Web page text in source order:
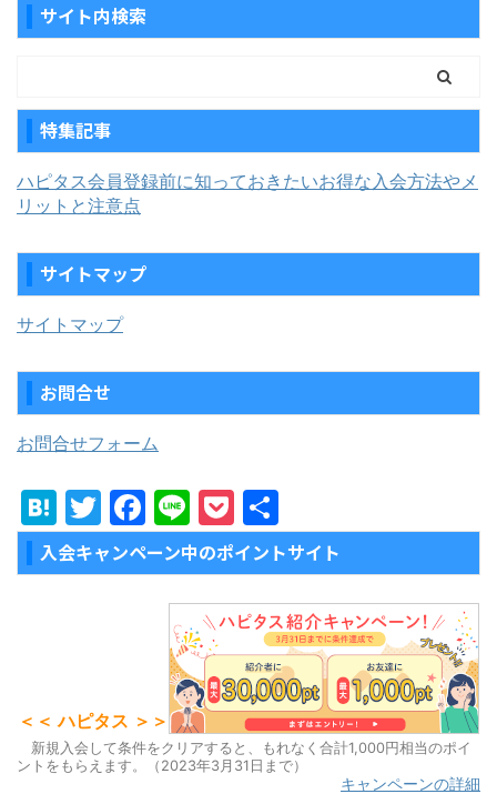
サイト内検索
特集記事
ハピタス会員登録前に知っておきたいお得な入会方法やメ
リットと注意点
サイトマップ
サイトマップ
お問合せ
お問合せフォーム
H
at
e
T
w
itt
F
a
c
o
k
Li
n
e
P
o
c
k
et
有
入会キャンペーン中のポイントサイト
＜＜ ハピタス ＞＞
新規入会して条件をクリアすると、もれなく合計1,000円相当のポイ
ントをもらえます。（2023年3月31日まで）
キャンペーンの詳細